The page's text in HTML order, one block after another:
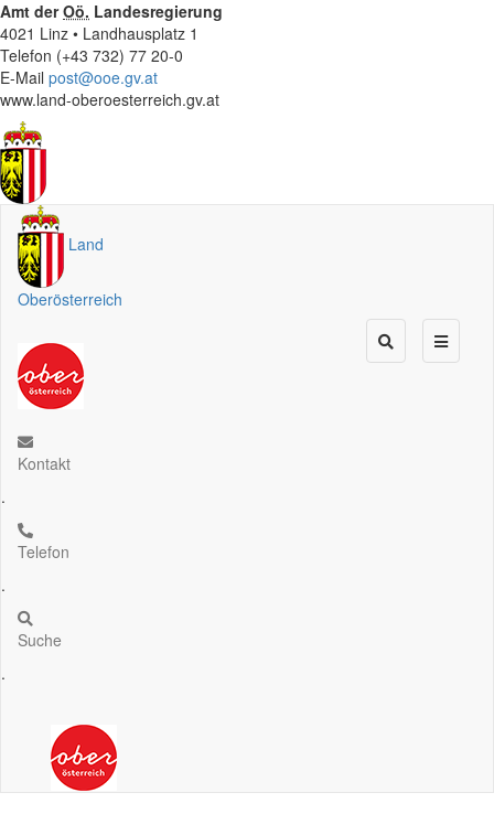
Amt derOö. Landesregierung
4021 Linz • Landhausplatz 1
Telefon (+43 732) 77 20-0
E-Mail post@ooe.gv.at
www.land-oberoesterreich.gv.at
Land
Oberösterreich
Kontakt
.
Telefon
.
Suche
.